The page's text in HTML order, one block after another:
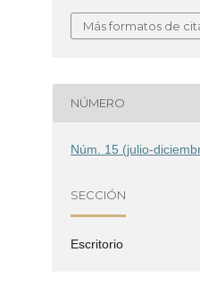
Más formatos de
NÚMERO
Núm. 15 (julio-
SECCIÓN
Escritorio